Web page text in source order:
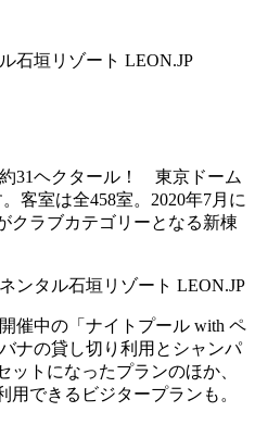
31ヘクタール！ 東京ドーム
客室は全458室。2020年7月に
クラブカテゴリーとなる新棟
催中の「ナイトプール with ペ
ナの貸し切り利用とシャンパ
ットになったプランのほか、
用できるビジタープランも。